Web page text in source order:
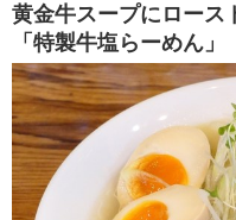
黄金牛スープにロース
「特製牛塩らーめん」